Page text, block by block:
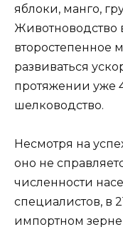
яблоки, манго,
Животноводство
второстепенное
развиваться
протяжении уже
шелководство.
Несмотря на
оно не
численности
специалистов, в
импортном зерне